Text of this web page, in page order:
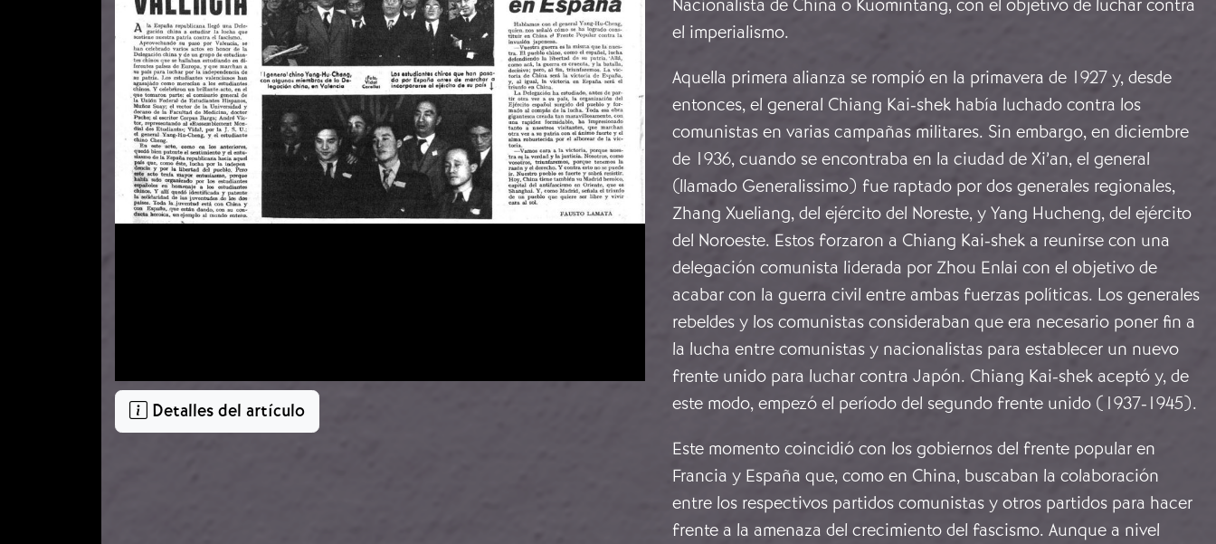
Detalles del artículo
Nacionalista de China o Kuomintang, con el objetivo de luchar contra
el imperialismo.
Aquella primera alianza se rompió en la primavera de 1927 y, desde
entonces, el general Chiang Kai-shek había luchado contra los
comunistas en varias campañas militares. Sin embargo, en diciembre
de 1936, cuando se encontraba en la ciudad de Xi’an, el general
(llamado Generalissimo) fue raptado por dos generales regionales,
Zhang Xueliang, del ejército del Noreste, y Yang Hucheng, del ejército
del Noroeste. Estos forzaron a Chiang Kai-shek a reunirse con una
delegación comunista liderada por Zhou Enlai con el objetivo de
acabar con la guerra civil entre ambas fuerzas políticas. Los generales
rebeldes y los comunistas consideraban que era necesario poner fin a
la lucha entre comunistas y nacionalistas para establecer un nuevo
frente unido para luchar contra Japón. Chiang Kai-shek aceptó y, de
este modo, empezó el período del segundo frente unido (1937-1945).
Este momento coincidió con los gobiernos del frente popular en
Francia y España que, como en China, buscaban la colaboración
entre los respectivos partidos comunistas y otros partidos para hacer
frente a la amenaza del crecimiento del fascismo. Aunque a nivel